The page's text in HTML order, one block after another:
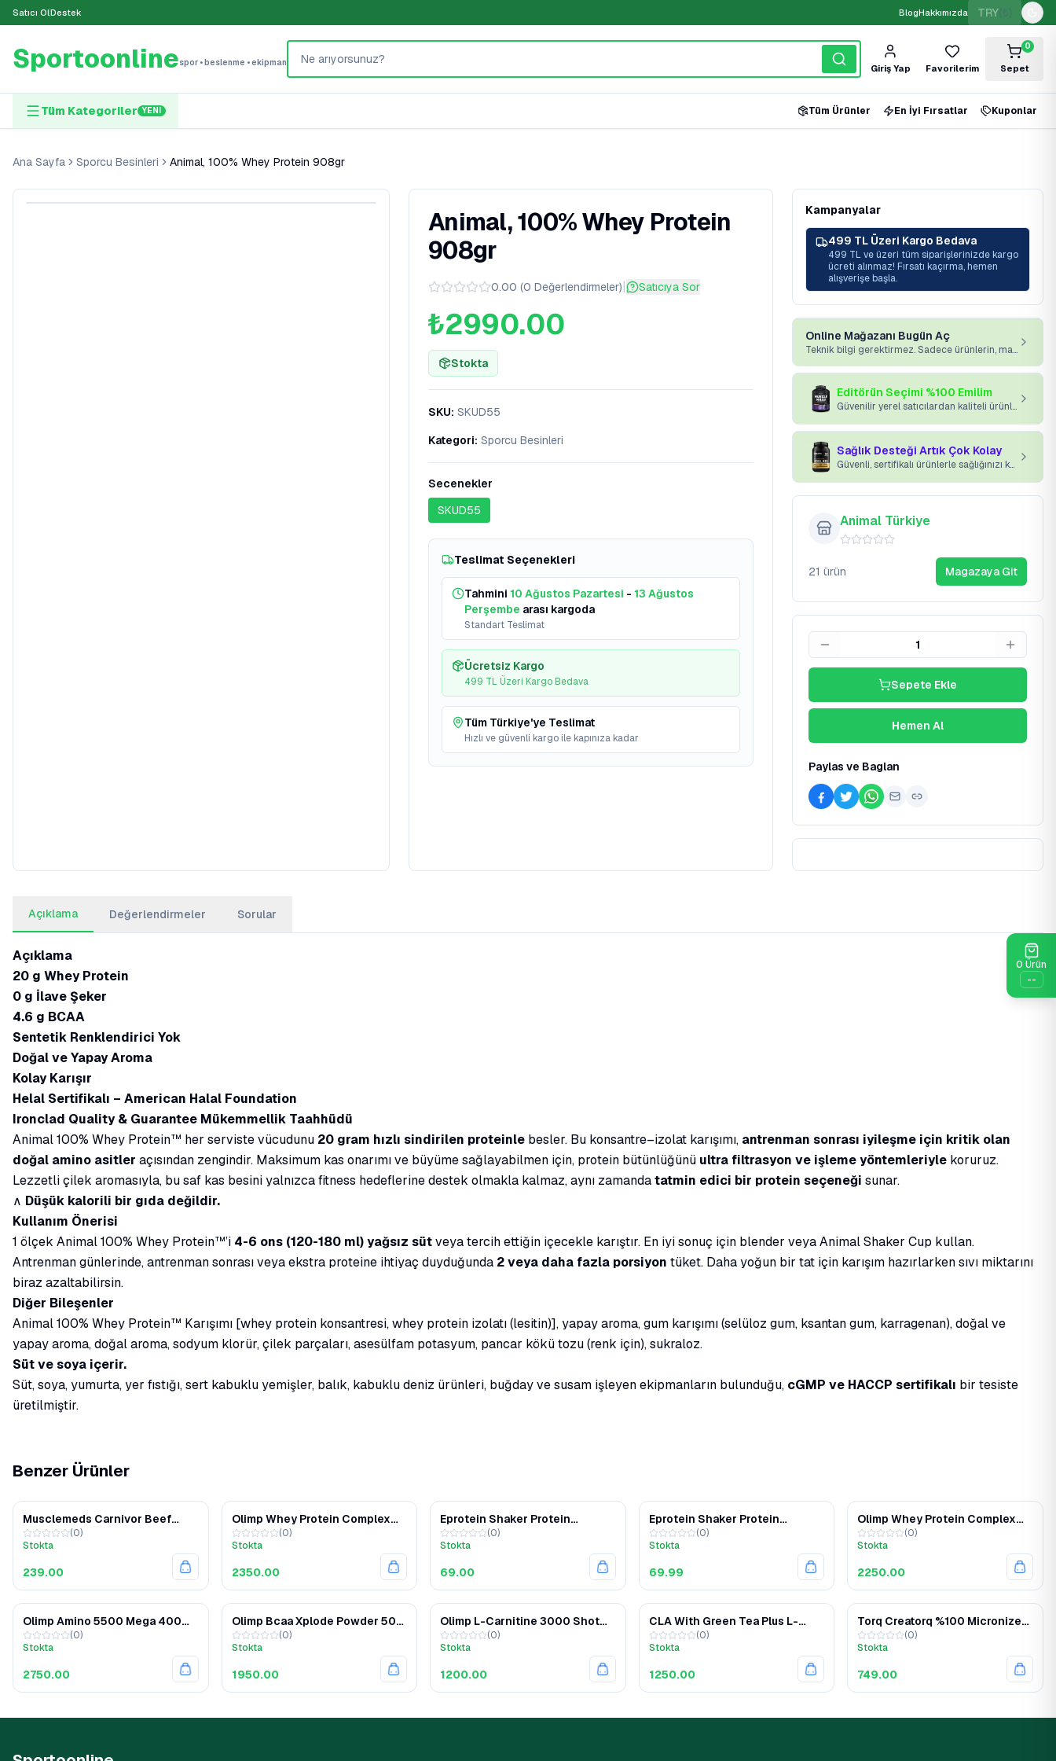
Satıcı OlDestek BlogHakkımızda TRY
Sportoonlinespor • beslenme • ekipman
Giriş Yap Favorilerim Sepet
0
Tüm Kategoriler YENI Tüm Ürünler En İyi Fırsatlar Kuponlar
Ana Sayfa Sporcu Besinleri Animal, 100% Whey Protein 908gr
Animal, 100% Whey Protein
908gr
0.00 (0 Değerlendirmeler)| Satıcıya Sor
₺2990.00
Stokta
SKU: SKUD55
Kategori: Sporcu Besinleri
Secenekler
SKUD55
Teslimat Seçenekleri
Tahmini 10 Ağustos Pazartesi - 13 Ağustos
Perşembe arası kargoda
Standart Teslimat
Ücretsiz Kargo
499 TL Üzeri Kargo Bedava
Tüm Türkiye'ye Teslimat
Hızlı ve güvenli kargo ile kapınıza kadar
Kampanyalar
499 TL Üzeri Kargo Bedava
499 TL ve üzeri tüm siparişlerinizde kargo
ücreti alınmaz! Fırsatı kaçırma, hemen
alışverişe başla.
Online Mağazanı Bugün Aç
Teknik bilgi gerektirmez. Sadece ürünlerin, markan ve platformumuz yeterli.
Editörün Seçimi %100 Emilim
Güvenilir yerel satıcılardan kaliteli ürünler kapınıza gelsin.
Sağlık Desteği Artık Çok Kolay
Güvenli, sertifikalı ürünlerle sağlığınızı koruyun.
Animal Türkiye
21 ürün Magazaya Git
1
Sepete Ekle
Hemen Al
Paylas ve Baglan
Açıklama Değerlendirmeler Sorular
Açıklama
20 g Whey Protein
0 g İlave Şeker
4.6 g BCAA
Sentetik Renklendirici Yok
Doğal ve Yapay Aroma
Kolay Karışır
Helal Sertifikalı – American Halal Foundation
Ironclad Quality & Guarantee Mükemmellik Taahhüdü
Animal 100% Whey Protein™ her serviste vücudunu 20 gram hızlı sindirilen proteinle besler. Bu konsantre–izolat karışımı, antrenman sonrası iyileşme için kritik olan
doğal amino asitler açısından zengindir. Maksimum kas onarımı ve büyüme sağlayabilmen için, protein bütünlüğünü ultra filtrasyon ve işleme yöntemleriyle koruruz.
Lezzetli çilek aromasıyla, bu saf kas besini yalnızca fitness hedeflerine destek olmakla kalmaz, aynı zamandatatmin edici bir protein seçeneği sunar.
∧ Düşük kalorili bir gıda değildir.
Kullanım Önerisi
1 ölçek Animal 100% Whey Protein™’i 4-6 ons (120-180 ml) yağsız sütveya tercih ettiğin içecekle karıştır. En iyi sonuç için blender veya Animal Shaker Cup kullan.
Antrenman günlerinde, antrenman sonrası veya ekstra proteine ihtiyaç duyduğunda 2 veya daha fazla porsiyon tüket. Daha yoğun bir tat için karışım hazırlarken sıvı miktarını
biraz azaltabilirsin.
Diğer Bileşenler
Animal 100% Whey Protein™ Karışımı [whey protein konsantresi, whey protein izolatı (lesitin)], yapay aroma, gum karışımı (selüloz gum, ksantan gum, karragenan), doğal ve
yapay aroma, doğal aroma, sodyum klorür, çilek parçaları, asesülfam potasyum, pancar kökü tozu (renk için), sukraloz.
Süt ve soya içerir.
Süt, soya, yumurta, yer fıstığı, sert kabuklu yemişler, balık, kabuklu deniz ürünleri, buğday ve susam işleyen ekipmanların bulunduğu, cGMP ve HACCP sertifikalı bir tesiste
üretilmiştir.
Benzer Ürünler
Musclemeds Carnivor Beef
Protein 1876 Gr
(0)
Stokta
239.00
Olimp Whey Protein Complex
2200 Gr (0)
Stokta
2350.00
Eprotein Shaker Protein
Karıştırıcı 700 ML
(0)
Stokta
69.00
Eprotein Shaker Protein
Karıştırıcı 500 ML
(0)
Stokta
69.99
Olimp Whey Protein Complex
700 Gr
(0)
Stokta
2250.00
Olimp Amino 5500 Mega 400
Kapsül
(0)
Stokta
2750.00
Olimp Bcaa Xplode Powder 500
Gr
(0)
Stokta
1950.00
Olimp L-Carnitine 3000 Shot
20 Ampül
(0)
Stokta
1200.00
CLA With Green Tea Plus L-
Carnitine 60 Kapsül
(0)
Stokta
1250.00
Torq Creatorq %100 Micronized
Creatine 300 Gr
(0)
Stokta
749.00
0 Ürün
--